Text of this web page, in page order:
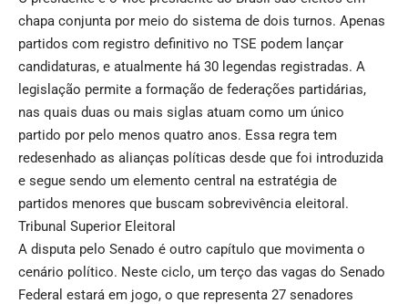
chapa conjunta por meio do sistema de dois turnos. Apenas
partidos com registro definitivo no TSE podem lançar
candidaturas, e atualmente há 30 legendas registradas. A
legislação permite a formação de federações partidárias,
nas quais duas ou mais siglas atuam como um único
partido por pelo menos quatro anos. Essa regra tem
redesenhado as alianças políticas desde que foi introduzida
e segue sendo um elemento central na estratégia de
partidos menores que buscam sobrevivência eleitoral.
Tribunal Superior Eleitoral
A disputa pelo Senado é outro capítulo que movimenta o
cenário político. Neste ciclo, um terço das vagas do Senado
Federal estará em jogo, o que representa 27 senadores